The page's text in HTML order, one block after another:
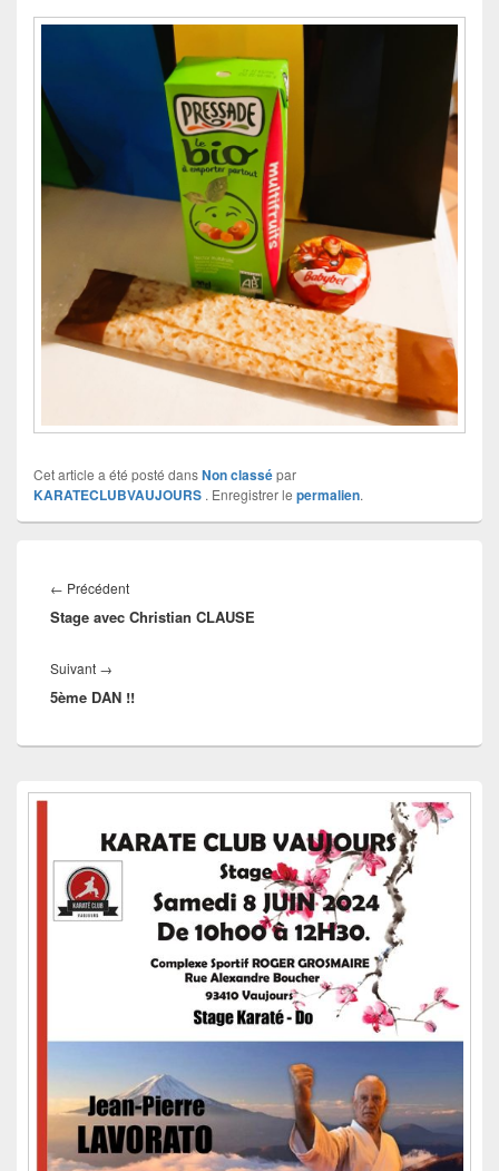
Cet article a été posté dansNon classépar
KARATECLUBVAUJOURS . Enregistrer le permalien.
de
l’article
← PrécédentArticle
précédent :
Stage avec Christian CLAUSE
Suivant →
suivant :
5ème DAN !!
Zone
principale